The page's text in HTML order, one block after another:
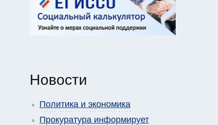
Новости
Политика и экономика
Прокуратура информирует